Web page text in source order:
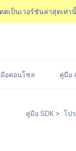
ตเป็นเวอร์ชันล่าสุดเท่า
อคอนโซล คู่มือ
คู่มือ SDK > โป